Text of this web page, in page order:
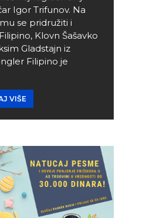
Igor Trifunov. Na
se pridružiti i
Klovn Šašavko
Gladstajn iz
Filipino je
VIŠE